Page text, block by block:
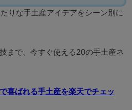
りな手土産アイデアをシーン別に
まで、今すぐ使える20の手土産ネ
喜ばれる手土産を楽天でチェッ